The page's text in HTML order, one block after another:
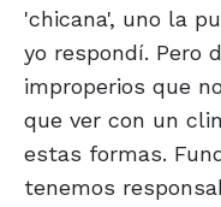
'chicana', uno la
yo respondí. Pero
improperios que
que ver con un
estas formas.
tenemos